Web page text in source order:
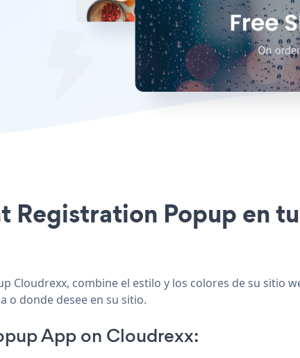
Registration Popup en
Cloudrexx, combine el estilo y los colores de su sitio
o donde desee en su sitio.
App on Cloudrexx: